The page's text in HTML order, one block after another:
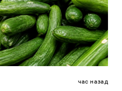
час назад